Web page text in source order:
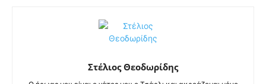
Στέλιος Θεοδωρίδης